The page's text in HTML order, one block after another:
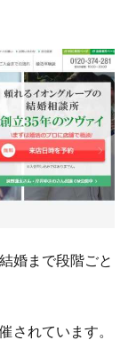
婚まで段階ごと
されています。